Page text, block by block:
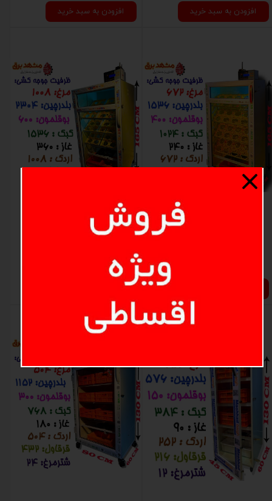
افزودن به سبد خرید افزودن به سبد خرید
۷۸,۰۰۰,۰۰۰ تومان
افزودن به سبد خرید